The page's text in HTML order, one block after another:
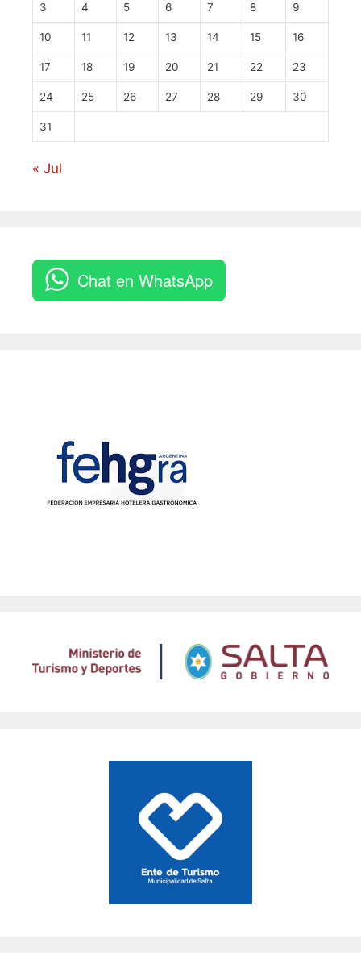
3 4 5 6 7 8 9
10 11 12 13 14 15 16
17 18 19 20 21 22 23
24 25 26 27 28 29 30
31
« Jul
Chat en WhatsApp